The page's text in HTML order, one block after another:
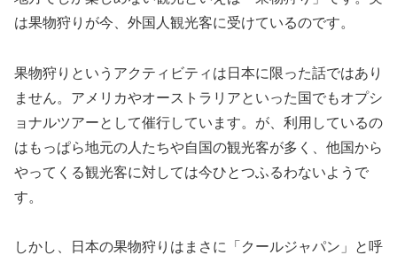
は果物狩りが今、外国人観光客に受けているのです。
果物狩りというアクティビティは日本に限った話ではあり
ません。アメリカやオーストラリアといった国でもオプシ
ョナルツアーとして催行しています。が、利用しているの
はもっぱら地元の人たちや自国の観光客が多く、他国から
やってくる観光客に対しては今ひとつふるわないようで
す。
しかし、日本の果物狩りはまさに「クールジャパン」と呼